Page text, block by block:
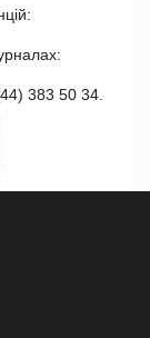
383 50 34.